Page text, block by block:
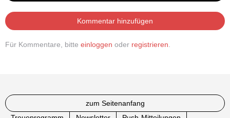
Kommentar hinzufügen
Für Kommentare, bitte einloggen oder registrieren
zum Seitenanfang